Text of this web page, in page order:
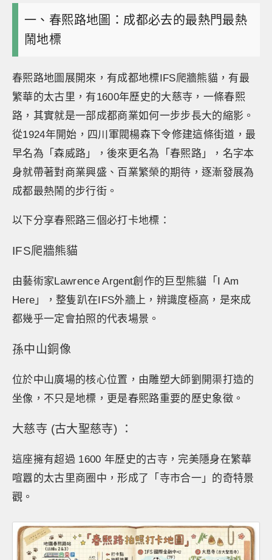
一、春熙路地圖：成都必去的最熱門最熱
鬧地標
春熙路地圖展開來，有成都地標IFS爬牆熊貓，有最
繁華的太古里，有1600年歷史的大慈寺，一條春熙
路，其實就是一部成都商業如何一步步長大的縮影。
從1924年開始，四川軍閥楊森下令修建這條街道，最
早名為「森威路」，後來更名為「春熙路」，名字本
身就帶著對商業興盛、百業繁榮的期待，逐漸發展為
成都最熱鬧的步行街。
以下分享春熙路三個必打卡地標：
IFS爬牆熊貓
由藝術家Lawrence Argent創作的巨型熊貓「I Am
Here」，整隻趴在IFS外牆上，辨識度極高，是來成
都幾乎一定會拍照的代表場景。
孫中山銅像
位於中山廣場的核心位置，由雕塑大師劉開渠打造的
坐像，不只是地標，更是春熙路重要的歷史象徵。
大慈寺 (古大聖慈寺) ：
這座擁有超過 1600 年歷史的古寺，完美隱身在繁華
喧囂的太古里商圈中，形成了「寺市合一」的奇特景
觀。